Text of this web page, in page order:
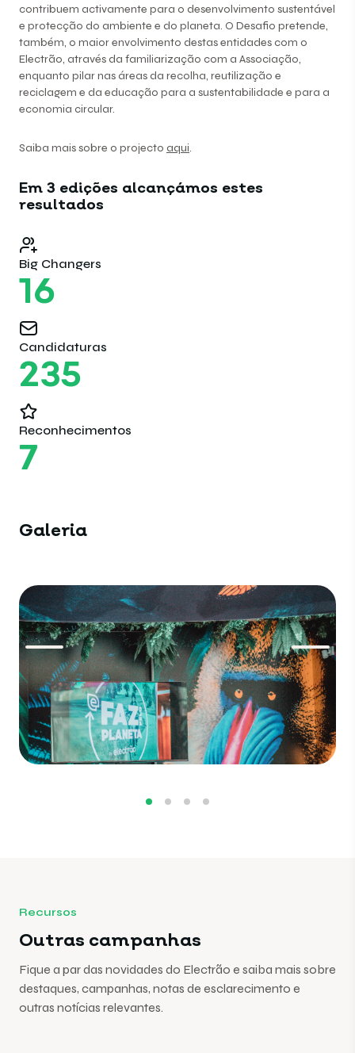
contribuem activamente para o desenvolvimento sustentável
e protecção do ambiente e do planeta. O Desafio pretende,
também, o maior envolvimento destas entidades com o
Electrão, através da familiarização com a Associação,
enquanto pilar nas áreas da recolha, reutilização e
reciclagem e da educação para a sustentabilidade e para a
economia circular.
Saiba mais sobre o projecto aqui.
Em 3 edições alcançámos estes
resultados
Big Changers
16
Candidaturas
235
Reconhecimentos
7
Galeria
Recursos
Outras campanhas
Fique a par das novidades do Electrão e saiba mais sobre
destaques, campanhas, notas de esclarecimento e
outras notícias relevantes.